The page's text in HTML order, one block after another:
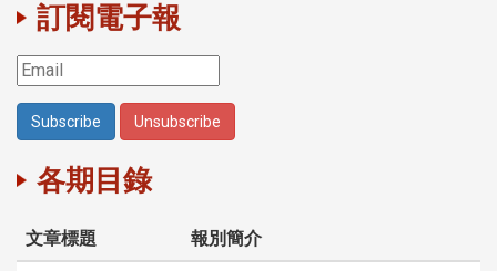
訂閱電子報
各期目錄
文章標題 報別簡介